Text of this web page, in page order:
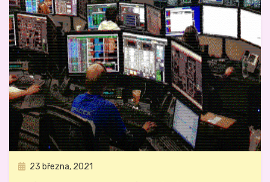
Zveřejněno
23 března, 2021